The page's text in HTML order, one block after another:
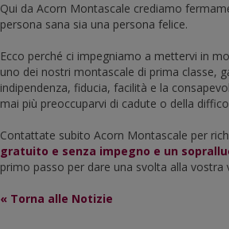
Qui da Acorn Montascale crediamo
persona sana sia una persona felice.
Ecco perché ci impegniamo a mettervi in
uno dei nostri montascale di prima classe,
indipendenza, fiducia, facilità e la
mai più preoccuparvi di cadute o della
Contattate subito Acorn Montascale per
gratuito e senza impegno e un
primo passo per dare una svolta alla vostra
« Torna alle Notizie